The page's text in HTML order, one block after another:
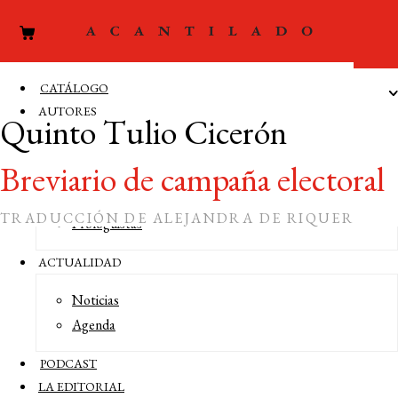
CATÁLOGO
AUTORES
Autores
Editores
Prologuistas
ACTUALIDAD
Noticias
Agenda
PODCAST
LA EDITORIAL
Quinto Tulio Cicerón
Breviario de campaña electoral
TRADUCCIÓN DE ALEJANDRA DE RIQUER
COMPRAR LIBRO 12 €